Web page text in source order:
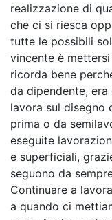
realizzazione di
che ci si riesca
tutte le possibili
vincente è
ricorda bene
da dipendente,
lavora sul disegno
prima o da
eseguite
e superficiali,
seguono da
Continuare a
a quando ci